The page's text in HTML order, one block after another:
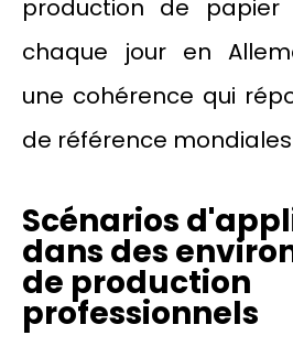
production de papier
chaque jour en
une cohérence qui
de référence
Scénarios
dans des
de production
professionnels